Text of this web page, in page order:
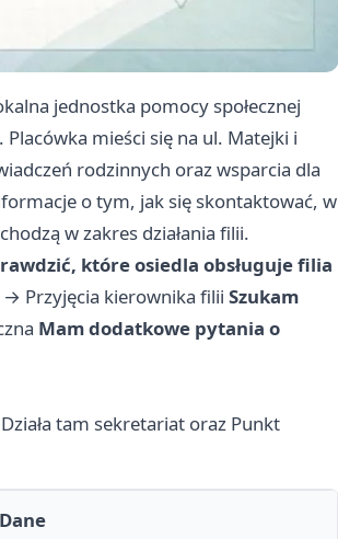
jednostka pomocy społecznej
mieści się na ul. Matejki i
rodzinnych oraz wsparcia dla
o tym, jak się skontaktować, w
w zakres działania filii.
które osiedla obsługuje filia
→ Przyjęcia kierownika filii Szukam
Mam dodatkowe pytania o
tam sekretariat oraz Punkt
Dane